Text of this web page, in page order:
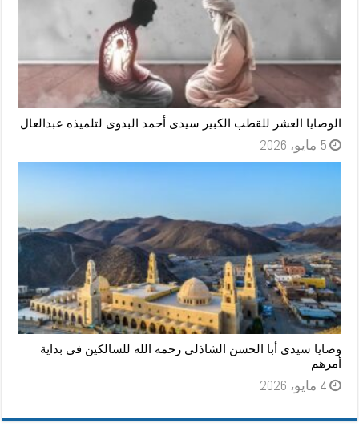
الوصايا العشر للقطب الكبير سيدى أحمد البدوى لتلميذه عبدالعال
5 مايو، 2026
وصايا سيدى أبا الحسن الشاذلى رحمه الله للسالكين فى بداية
أمرهم
4 مايو، 2026